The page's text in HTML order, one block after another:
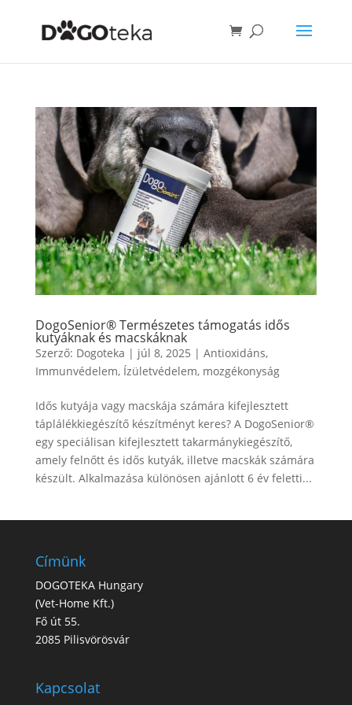
DogoSenior® Természetes támogatás idős
kutyáknak és macskáknak
Szerző: Dogoteka | júl 8, 2025 | Antioxidáns,
Immunvédelem, Ízületvédelem, mozgékonyság
Idős kutyája vagy macskája számára kifejlesztett
táplálékkiegészítő készítményt keres? A DogoSenior®
egy speciálisan kifejlesztett takarmánykiegészítő,
amely felnőtt és idős kutyák, illetve macskák számára
készült. Alkalmazása különösen ajánlott 6 év feletti...
Címünk
DOGOTEKA Hungary
(Vet-Home Kft.)
Fő út 55.
2085 Pilisvörösvár
Kapcsolat